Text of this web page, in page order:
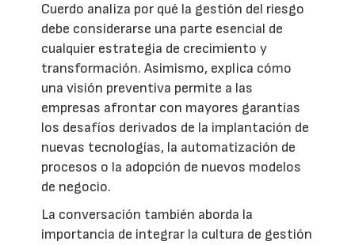
Cuerdo analiza por qué la gestión del riesgo
debe considerarse una parte esencial de
cualquier estrategia de crecimiento y
transformación. Asimismo, explica cómo
una visión preventiva permite a las
empresas afrontar con mayores garantías
los desafíos derivados de la implantación de
nuevas tecnologías, la automatización de
procesos o la adopción de nuevos modelos
de negocio.
La conversación también aborda la
importancia de integrar la cultura de gestión